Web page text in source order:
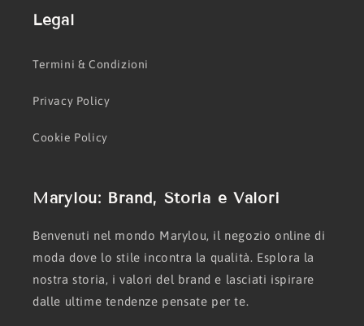
Legal
Termini & Condizioni
Privacy Policy
Cookie Policy
Marylou: Brand, Storia e Valori
Benvenuti nel mondo Marylou, il negozio online di
moda dove lo stile incontra la qualità. Esplora la
nostra storia, i valori del brand e lasciati ispirare
dalle ultime tendenze pensate per te.